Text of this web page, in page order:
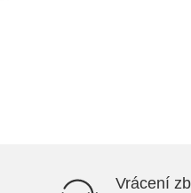
Vrácení